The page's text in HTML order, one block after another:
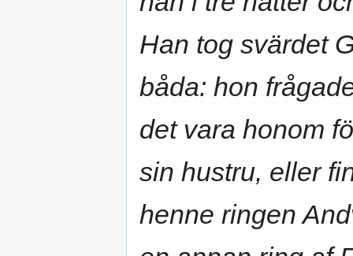
Han tog svärdet
båda: hon
det vara honom
sin hustru, eller
henne ringen